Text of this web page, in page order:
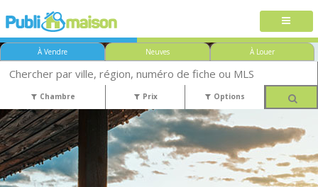
À Vendre Neuves À Louer
Chambre Prix Options